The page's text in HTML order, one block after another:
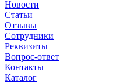
Новости
Статьи
Отзывы
Сотрудники
Реквизиты
Вопрос-ответ
Контакты
Каталог